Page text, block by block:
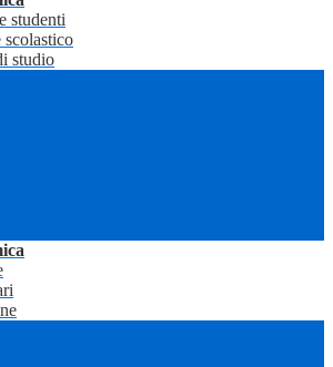
studenti
scolastico
studio